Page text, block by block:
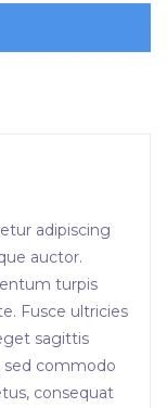
adipiscing
auctor.
turpis
Fusce ultricies
sagittis
sed commodo
consequat